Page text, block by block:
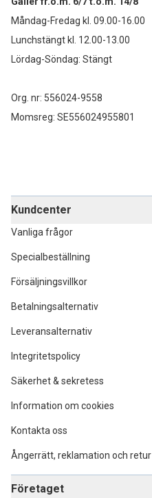
Måndag-Fredag kl. 09.00-16.00
Lunchstängt kl. 12.00-13.00
Lördag-Söndag: Stängt
Org. nr: 556024-9558
Momsreg: SE556024955801
Kundcenter
Vanliga frågor
Specialbeställning
Försäljningsvillkor
Betalningsalternativ
Leveransalternativ
Integritetspolicy
Säkerhet & sekretess
Information om cookies
Kontakta oss
Ångerrätt, reklamation och retur
Företaget